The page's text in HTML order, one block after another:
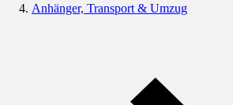
Anhänger, Transport & Umzug